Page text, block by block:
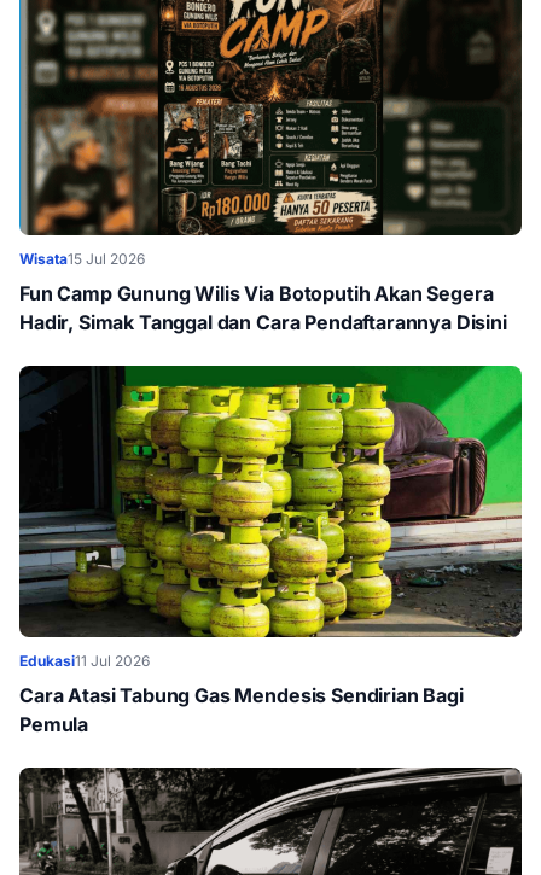
Wisata15 Jul 2026
Fun Camp Gunung Wilis Via Botoputih Akan Segera
Hadir, Simak Tanggal dan Cara Pendaftarannya Disini
Edukasi11 Jul 2026
Cara Atasi Tabung Gas Mendesis Sendirian Bagi
Pemula